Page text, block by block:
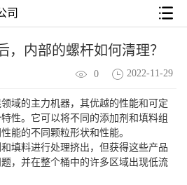
司
，内部的螺杆如何清理？
0 2022-11-29
域的主力机器，其优越的性能和可定
性。它可以将不同的添加剂和填料组
能的不同颗粒形状和性能。
填料进行处理挤出，但获得这些产品
，并在整个桶中的许多区域出现低流